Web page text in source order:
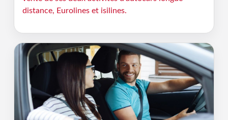
distance, Eurolines et isilines.